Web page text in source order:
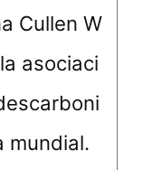
Cullen W
asociaci
mundial.